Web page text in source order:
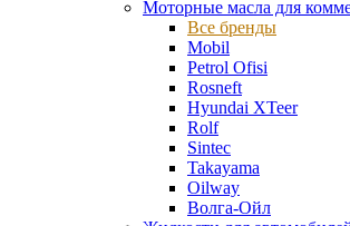
Моторные масла для
Все бренды
Mobil
Petrol Ofisi
Rosneft
Hyundai XTeer
Rolf
Sintec
Takayama
Oilway
Волга-Ойл